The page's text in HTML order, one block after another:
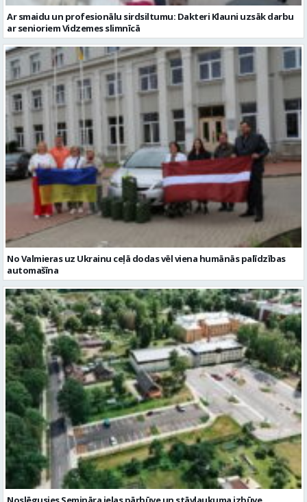
Ar smaidu un profesionālu sirdsiltumu: Dakteri Klauni uzsāk darbu
ar senioriem Vidzemes slimnīcā
No Valmieras uz Ukrainu ceļā dodas vēl viena humānās palīdzības
automašīna